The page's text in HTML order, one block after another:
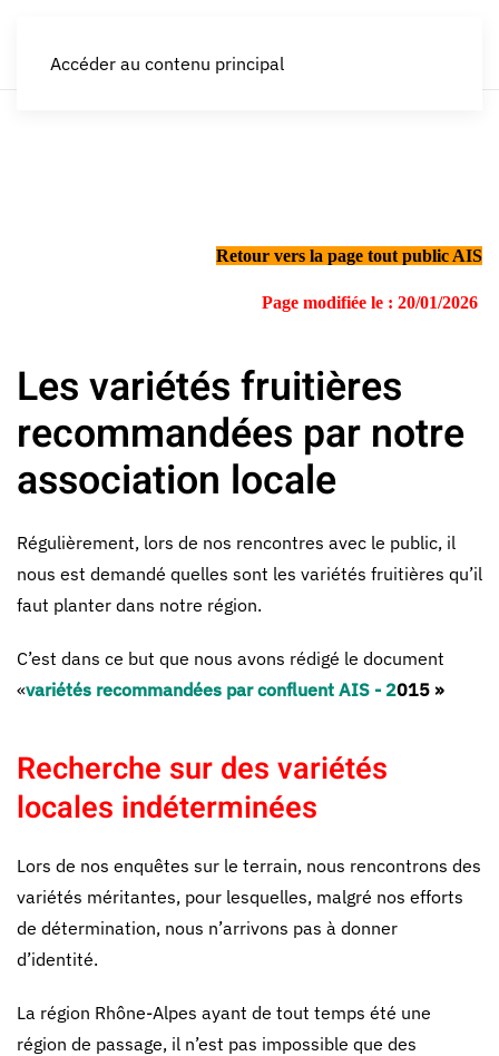
Accéder au contenu principal
Retour vers la page tout public AIS
Page modifiée le : 20/01/2026
Les variétés fruitières
recommandées par notre
association locale
Régulièrement, lors de nos rencontres avec le public, il
nous est demandé quelles sont les variétés fruitières qu’il
faut planter dans notre région.
C’est dans ce but que nous avons rédigé le document
«variétés recommandées par confluent AIS - 2015 »
Recherche sur des variétés
locales indéterminées
Lors de nos enquêtes sur le terrain, nous rencontrons des
variétés méritantes, pour lesquelles, malgré nos efforts
de détermination, nous n’arrivons pas à donner
d’identité.
La région Rhône-Alpes ayant de tout temps été une
région de passage, il n’est pas impossible que des